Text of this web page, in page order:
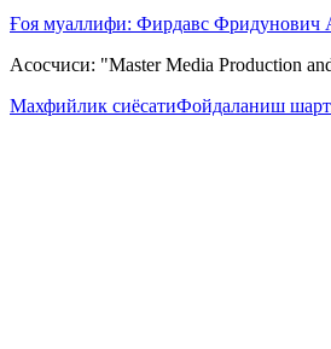
Ғоя муаллифи: Фирдавс Фридунович
Асосчиси: "Master Media Production
Махфийлик сиёсатиФойдаланиш